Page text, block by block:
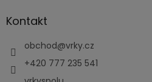
Kontakt
obchod@vrky.cz
+420 777 235 541